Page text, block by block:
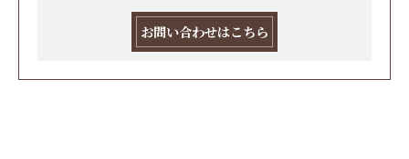
お問い合わせはこちら